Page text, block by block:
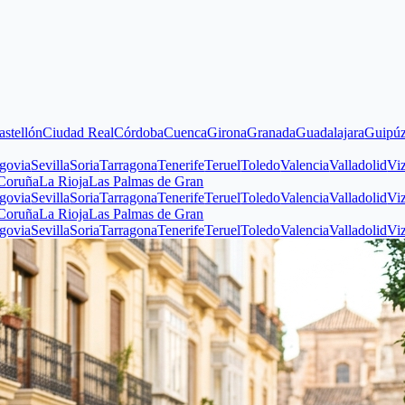
RealCórdobaCuencaGironaGranadaGuadalajaraGuipúzcoa
SoriaTarragonaTenerifeTeruelToledoValenciaValladolidVizcaya
RiojaLas Palmas de Gran
SoriaTarragonaTenerifeTeruelToledoValenciaValladolidVizcaya
RiojaLas Palmas de Gran
SoriaTarragonaTenerifeTeruelToledoValenciaValladolidVizcaya